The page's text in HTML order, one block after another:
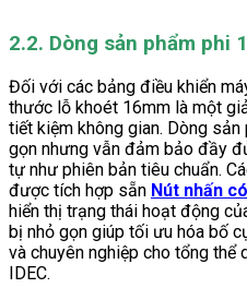
2.2. Dòng sản phẩm phi
Đối với các bảng điều khiển
thước lỗ khoét 16mm là một
tiết kiệm không gian. Dòng
gọn nhưng vẫn đảm bảo đầy
tự như phiên bản tiêu chuẩn.
được tích hợp sẵn Nút nhấn
hiển thị trạng thái hoạt động
bị nhỏ gọn giúp tối ưu hóa bố
và chuyên nghiệp cho tổng thể
IDEC.